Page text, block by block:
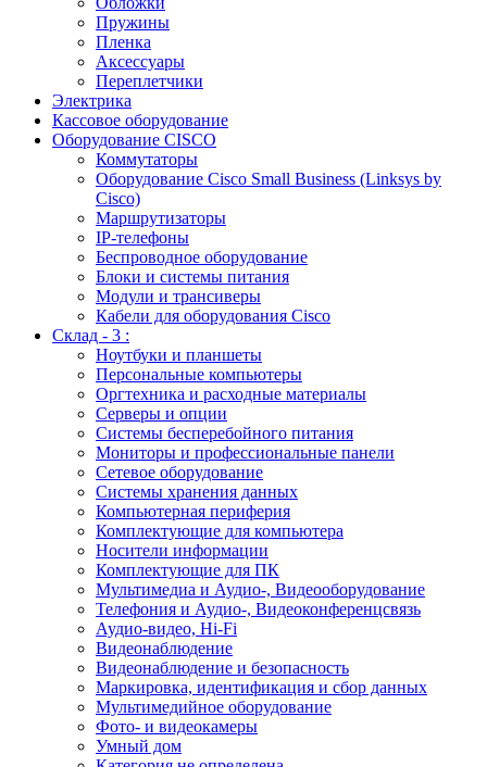
Пружины
Пленка
Аксессуары
Переплетчики
Электрика
Кассовое оборудование
Оборудование CISCO
Коммутаторы
Оборудование Cisco Small Business (Linksys by
Cisco)
Маршрутизаторы
IP-телефоны
Беспроводное оборудование
Блоки и системы питания
Модули и трансиверы
Кабели для оборудования Cisco
Склад - 3 :
Ноутбуки и планшеты
Персональные компьютеры
Оргтехника и расходные материалы
Серверы и опции
Системы бесперебойного питания
Мониторы и профессиональные панели
Сетевое оборудование
Системы хранения данных
Компьютерная периферия
Комплектующие для компьютера
Носители информации
Комплектующие для ПК
Мультимедиа и Аудио-, Видеооборудование
Телефония и Аудио-, Видеоконференцсвязь
Аудио-видео, Hi-Fi
Видеонаблюдение
Видеонаблюдение и безопасность
Маркировка, идентификация и сбор данных
Мультимедийное оборудование
Фото- и видеокамеры
Умный дом